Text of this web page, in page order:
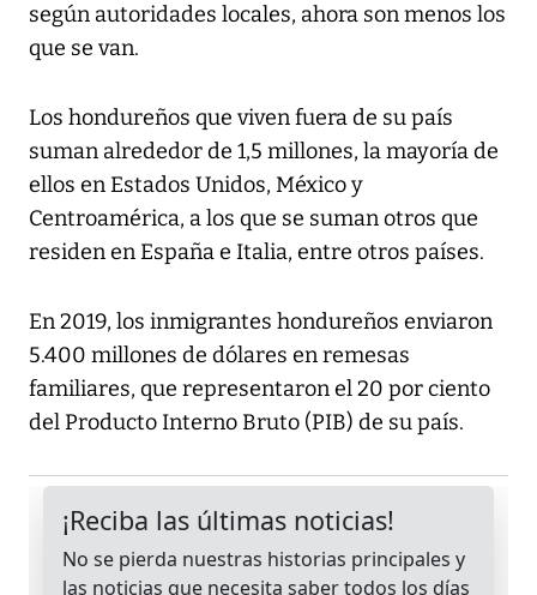
según autoridades locales, ahora son menos los
que se van.
Los hondureños que viven fuera de su país
suman alrededor de 1,5 millones, la mayoría de
ellos en Estados Unidos, México y
Centroamérica, a los que se suman otros que
residen en España e Italia, entre otros países.
En 2019, los inmigrantes hondureños enviaron
5.400 millones de dólares en remesas
familiares, que representaron el 20 por ciento
del Producto Interno Bruto (PIB) de su país.